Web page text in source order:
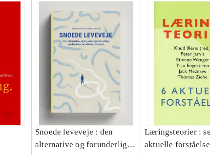
Snoede leveveje : den
alternative og forunderlige
Læringsteorier :
aktuelle